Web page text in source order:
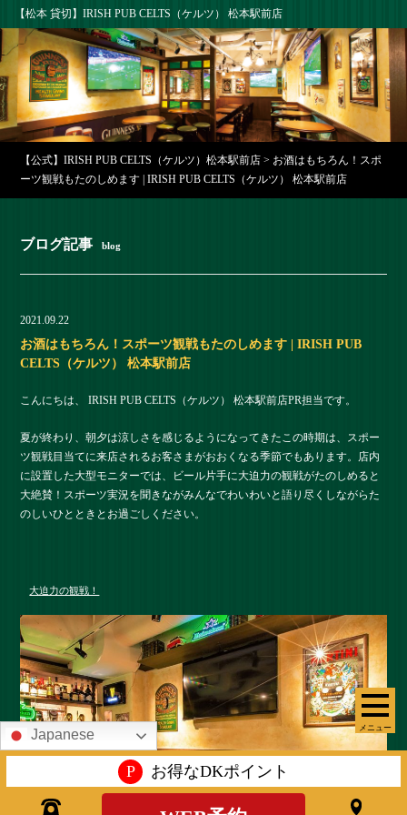
【松本 貸切】IRISH PUB CELTS（ケルツ） 松本駅前店
メニュー
【公式】IRISH PUB CELTS（ケルツ）松本駅前店 > お酒はもちろん！スポ
ーツ観戦もたのしめます | IRISH PUB CELTS（ケルツ） 松本駅前店
ブログ記事 blog
2021.09.22
お酒はもちろん！スポーツ観戦もたのしめます | IRISH PUB
CELTS（ケルツ） 松本駅前店
こんにちは、 IRISH PUB CELTS（ケルツ） 松本駅前店PR担当です。
夏が終わり、朝夕は涼しさを感じるようになってきたこの時期は、スポー
ツ観戦目当てに来店されるお客さまがおおくなる季節でもあります。店内
に設置した大型モニターでは、ビール片手に大迫力の観戦がたのしめると
大絶賛！スポーツ実況を聞きながみんなでわいわいと語り尽くしながらた
のしいひとときとお過ごしください。
大迫力の観戦！
Japanese
P お得なDKポイント